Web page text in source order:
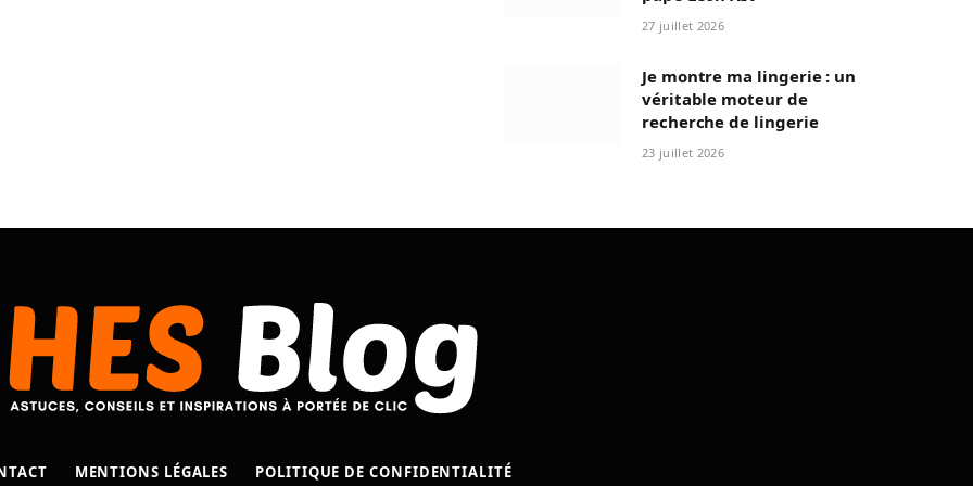
27 juillet 2026
Je montre ma lingerie : un
véritable moteur de
recherche de lingerie
23 juillet 2026
MENTIONS LÉGALES POLITIQUE DE CONFIDENTIALITÉ